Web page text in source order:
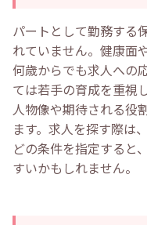
パートとして勤務する
れていません。健康面
何歳からでも求人への
ては若手の育成を重視
人物像や期待される役
ます。求人を探す際は
どの条件を指定すると
すいかもしれません。